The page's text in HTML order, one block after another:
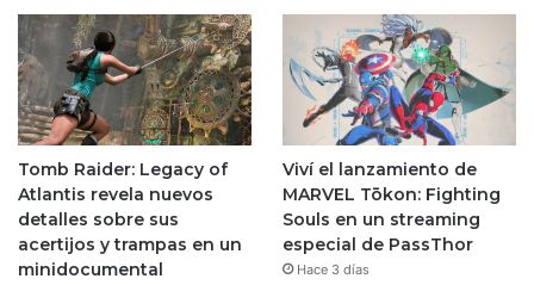
Tomb Raider: Legacy of
Atlantis revela nuevos
detalles sobre sus
acertijos y trampas en un
minidocumental
Viví el lanzamiento de
MARVEL Tōkon: Fighting
Souls en un streaming
especial de PassThor
Hace 3 días